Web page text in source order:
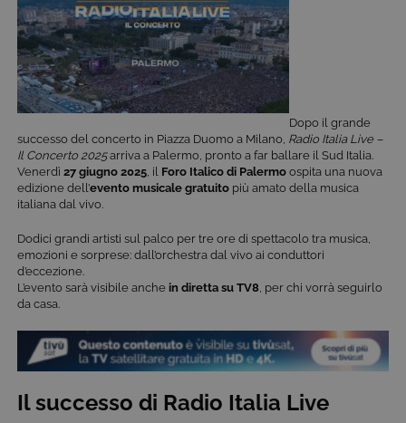
Dopo il grande
successo del concerto in Piazza Duomo a Milano, Radio Italia Live –
Il Concerto 2025arriva a Palermo, pronto a far ballare il Sud Italia.
Venerdì 27 giugno 2025 , il Foro Italico di Palermo ospita una nuova
edizione dell’evento musicale gratuito più amato della musica
italiana dal vivo.
Dodici grandi artisti sul palco per tre ore di spettacolo tra musica,
emozioni e sorprese: dall’orchestra dal vivo ai conduttori
d’eccezione.
L’evento sarà visibile anche in diretta su TV8 , per chi vorrà seguirlo
da casa.
Il successo di Radio Italia Live